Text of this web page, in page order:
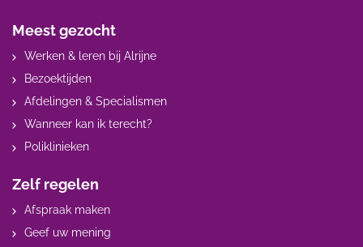
Meest gezocht
Werken & leren bij Alrijne
Bezoektijden
Afdelingen & Specialismen
Wanneer kan ik terecht?
Poliklinieken
Zelf regelen
Afspraak maken
Geef uw mening